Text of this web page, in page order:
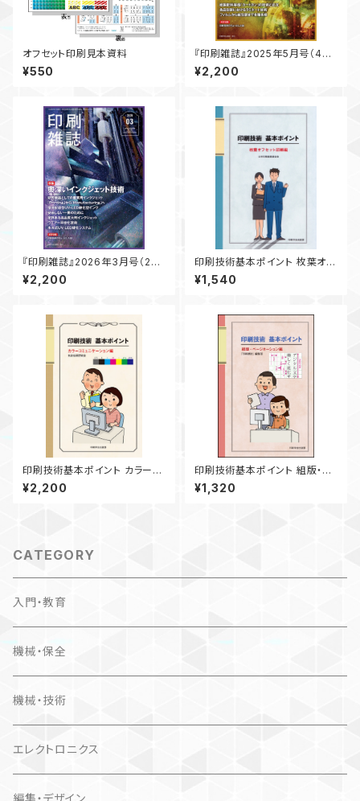
オフセット印刷見本資料
¥550
『印刷雑誌』2025年5月号（4月1
8日発行）
¥2,200
『印刷雑誌』2026年3月号（2月
20日発行）
¥2,200
印刷技術基本ポイント 枚葉オフ
セット印刷編
¥1,540
印刷技術基本ポイント カラーコ
ミュニケーション編
¥2,200
印刷技術基本ポイント 組版・ペ
ージネーション編
¥1,320
CATEGORY
入門・教育
機械・保全
機械・技術
エレクトロニクス
編集・デザイン